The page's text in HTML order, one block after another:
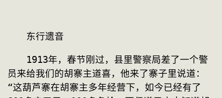
东行遗音
1913年，春节刚过，县里警察局差了一个警
员来给我们的胡寨主道喜，他来了寨子里说道：
“这葫芦寨在胡寨主多年经营下，如今已经有了